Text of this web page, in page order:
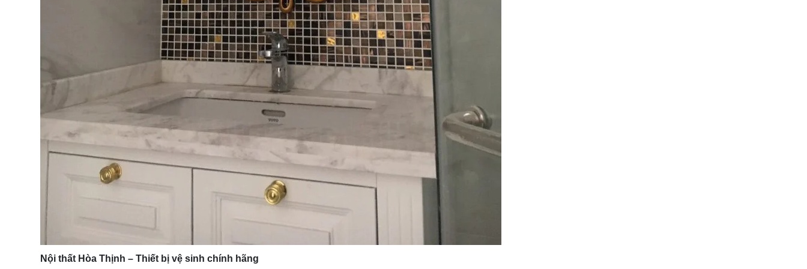
Nội thất Hòa Thịnh – Thiết bị vệ sinh chính hãng